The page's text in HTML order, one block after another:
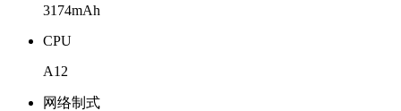
3174mAh
CPU
A12
网络制式